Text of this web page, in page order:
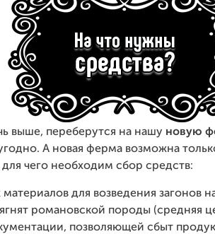
выше, переберутся на нашу новую
А новая ферма возможна
чего необходим сбор средств:
для возведения загонов
романовской породы (средняя
позволяющей сбыт